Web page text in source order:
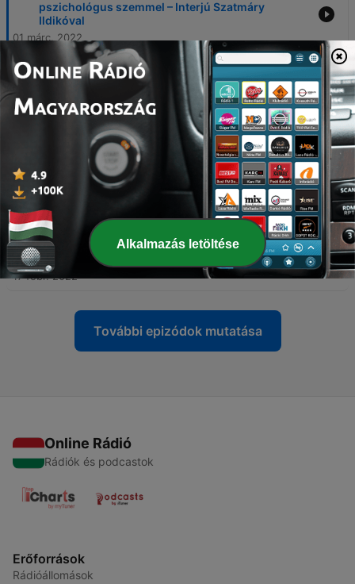
pszichológus szemmel – Interjú Szatmáry
Ildikóval
01 márc. 2022
25 - Beszélgetés Erdélyi Zoltán
természetgyógyásszal, a Lungkhor Intézet
17 febr. 2022
Cser Zoltán előadása a tibeti orvoslásról
23 - Galambos Péter: A kínai és tibeti hagyományos
orvoslás
17 febr. 2022
22 - Piyadasszi Mahá Theró: A paritta szutták értéke
17 febr. 2022
További epizódok mutatása
Online Rádió
Rádiók és podcastok
Erőforrások
Rádióállomások
Alkalmazás letöltése